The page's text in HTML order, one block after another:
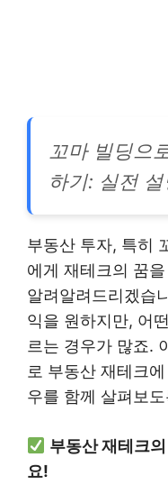
꼬마 빌딩으
하기: 실전
부동산 투자, 특히
에게 재테크의 꿈
알려알려드리겠습
익을 원하지만, 어
르는 경우가 많죠.
로 부동산 재테크
우를 함께 살펴보
부동산 재테크
요!